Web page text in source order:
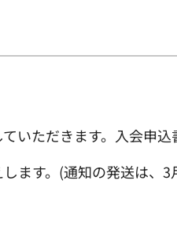
ただきます。入会申込
す。(通知の発送は、3